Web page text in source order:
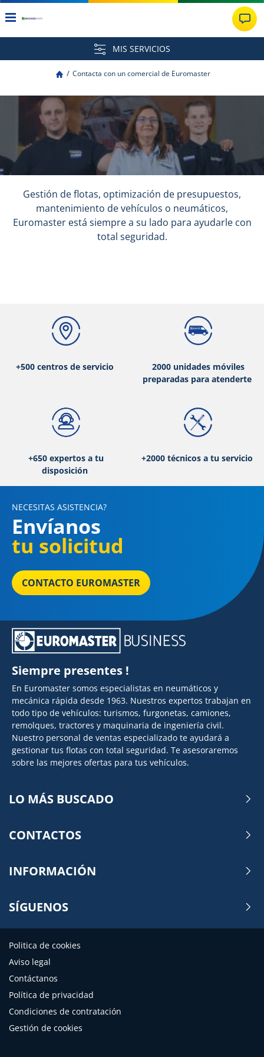
MIS SERVICIOS
Contacta con un comercial de Euromaster
Gestión de flotas, optimización de presupuestos,
mantenimiento de vehículos o neumáticos,
Euromaster está siempre a su lado para ayudarle con
total seguridad.
+500 centros de servicio
2000 unidades móviles
preparadas para atenderte
+650 expertos a tu
disposición
+2000 técnicos a tu servicio
NECESITAS ASISTENCIA?
Envíanos
tu solicitud
CONTACTO EUROMASTER
Siempre presentes !
En Euromaster somos especialistas en neumáticos y
mecánica rápida desde 1963. Nuestros expertos trabajan en
todo tipo de vehículos: turismos, furgonetas, camiones,
remolques, tractores y maquinaria de ingeniería civil.
Nuestro personal de ventas especializado te ayudará a
gestionar tus flotas con total seguridad. Te asesoraremos
sobre las mejores ofertas para tus vehículos.
LO MÁS BUSCADO
CONTACTOS
INFORMACIÓN
SÍGUENOS
Politica de cookies
Aviso legal
Contáctanos
Política de privacidad
Condiciones de contratación
Gestión de cookies